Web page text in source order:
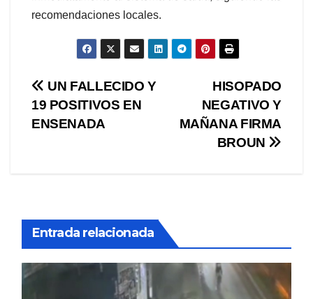
recomendaciones locales.
Navegación
de
HISOPADO
NEGATIVO Y
MAÑANA FIRMA
BROUN
UN FALLECIDO Y
19 POSITIVOS EN
ENSENADA
Entrada relacionada